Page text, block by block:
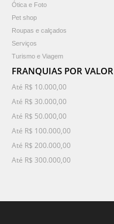
Ótica e Foto
Pet shop
Roupas e calçados
Serviços
Turismo e Viagem
FRANQUIAS POR VALOR
Até R$ 10.000,00
Até R$ 30.000,00
Até R$ 50.000,00
Até R$ 100.000,00
Até R$ 200.000,00
Até R$ 300.000,00